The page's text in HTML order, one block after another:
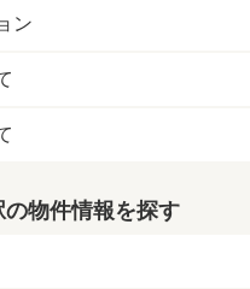
ン
物件情報を探す